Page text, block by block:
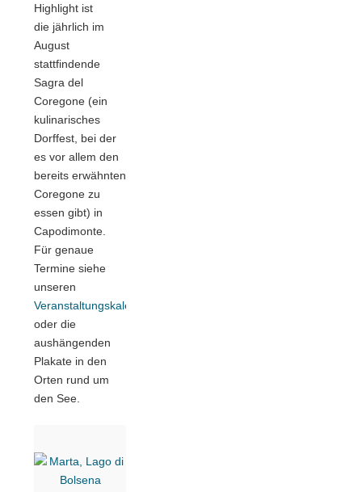
Highlight ist
die jährlich im
August
stattfindende
Sagra del
Coregone (ein
kulinarisches
Dorffest, bei der
es vor allem den
bereits erwähnten
Coregone zu
essen gibt) in
Capodimonte.
Für genaue
Termine siehe
unseren
Veranstaltungskalender
oder die
aushängenden
Plakate in den
Orten rund um
den See.